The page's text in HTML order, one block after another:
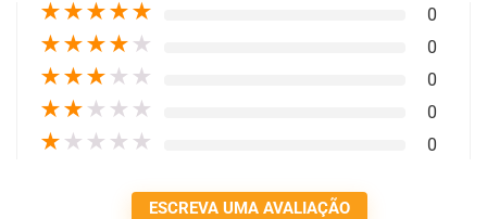
★★★★★ 0
★★★★ ★ 0
★★★ ★ ★ 0
★★ ★ ★ ★ 0
★ ★ ★ ★ ★ 0
ESCREVA UMA AVALIAÇÃO